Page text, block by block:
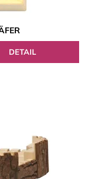
DETAIL